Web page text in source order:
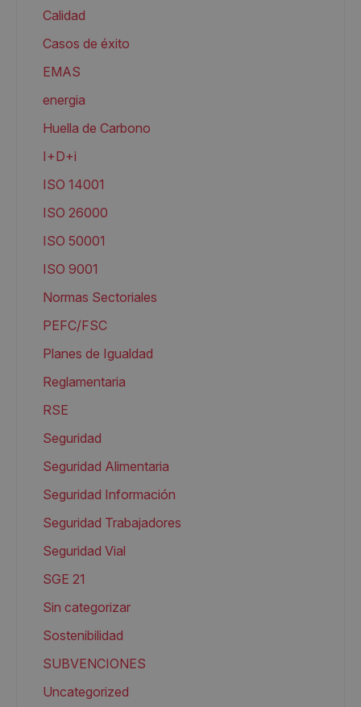
Calidad
Casos de éxito
EMAS
energia
Huella de Carbono
I+D+i
ISO 14001
ISO 26000
ISO 50001
ISO 9001
Normas Sectoriales
PEFC/FSC
Planes de Igualdad
Reglamentaria
RSE
Seguridad
Seguridad Alimentaria
Seguridad Información
Seguridad Trabajadores
Seguridad Vial
SGE 21
Sin categorizar
Sostenibilidad
SUBVENCIONES
Uncategorized